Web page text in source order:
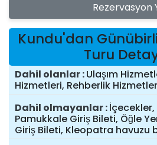
Rezervasyon
Kundu'dan
Turu
Dahil olanlar Ulaşım
Hizmetleri, Rehberlik
Dahil olmayanlar
Pamukkale Giriş Bileti, Öğle
Giriş Bileti, Kleopatra havuzu